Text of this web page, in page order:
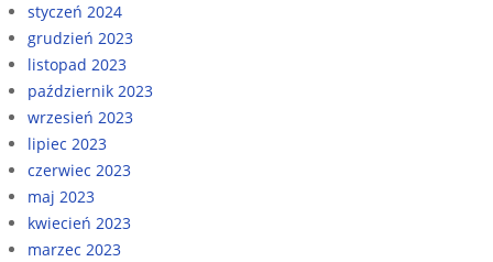
styczeń 2024
grudzień 2023
listopad 2023
październik 2023
wrzesień 2023
lipiec 2023
czerwiec 2023
maj 2023
kwiecień 2023
marzec 2023